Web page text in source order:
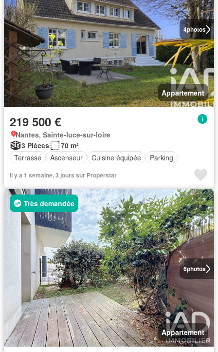
4photos
Appartement
219 500 €
Nantes, Sainte-luce-sur-loire
3 Pièces
70 m²
Terrasse
Ascenseur Cuisine équipée Parking
Il y a 1 semaine, 3 jours sur Properstar
6photos
Très demandée
Appartement